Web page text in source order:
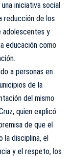
iniciativa social
reducción de los
adolescentes y
educación como
a personas en
de la
del mismo
quien explicó
de que el
la disciplina, el
y el respeto, los